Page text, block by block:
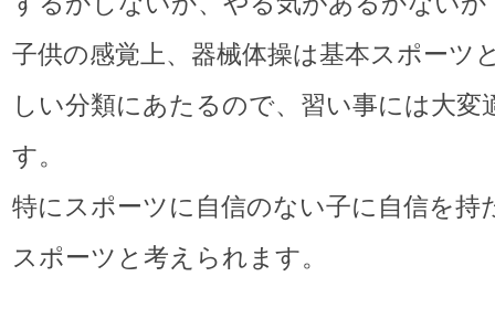
子供の感覚上、器械体操は基本スポーツ
しい分類にあたるので、習い事には大変
す。
特にスポーツに自信のない子に自信を持
スポーツと考えられます。